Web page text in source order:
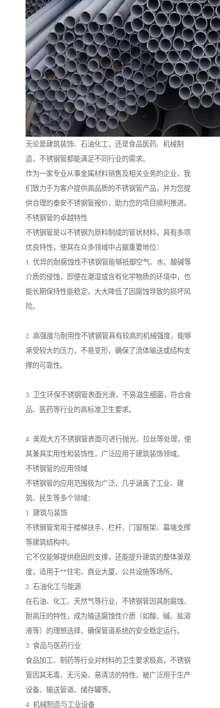
无论是建筑装饰、石油化工，还是食品医药、机械制
造，不锈钢管都能满足不同行业的需求。
作为一家专业从事金属材料销售及相关业务的企业，我
们致力于为客户提供高品质的不锈钢管产品，并为您提
供合理的泰安不锈钢管报价，助力您的项目顺利推进。
不锈钢管的卓越特性
不锈钢管是以不锈钢为原料制成的管状材料，具有多项
优良特性，使其在众多领域中占据重要地位：
1. 优异的耐腐蚀性不锈钢管能够抵御空气、水、酸碱等
介质的侵蚀，即便在潮湿或含有化学物质的环境中，也
能长期保持性能稳定，大大降低了因腐蚀导致的损坏风
险。
2. 高强度与耐用性不锈钢管具有较高的机械强度，能够
承受较大的压力，不易变形，确保了流体输送或结构支
撑的可靠性。
3. 卫生环保不锈钢管表面光滑，不易滋生细菌，符合食
品、医药等行业的高标准卫生要求。
4. 美观大方不锈钢管表面可进行抛光、拉丝等处理，使
其兼具实用性和装饰性，广泛应用于建筑装饰领域。
不锈钢管的应用领域
不锈钢管的应用范围极为广泛，几乎涵盖了工业、建
筑、民生等多个领域：
1. 建筑与装饰
不锈钢管常用于楼梯扶手、栏杆、门窗框架、幕墙支撑
等建筑结构中。
它不仅能够提供稳固的支撑，还能提升建筑的整体美观
度，适用于**住宅、商业大厦、公共设施等场所。
2. 石油化工与能源
在石油、化工、天然气等行业，不锈钢管因其耐腐蚀、
耐高压的特性，成为输送腐蚀性介质（如酸、碱、盐溶
液等）的理想选择，确保管道系统的安全稳定运行。
3. 食品与医药行业
食品加工、制药等行业对材料的卫生要求极高，不锈钢
管因其无毒、无污染、易清洁的特性，被广泛用于生产
设备、输送管道、储存罐等。
4. 机械制造与工业设备